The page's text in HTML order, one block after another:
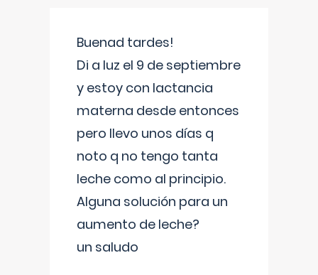
Buenad tardes!
Di a luz el 9 de septiembre
y estoy con lactancia
materna desde entonces
pero llevo unos días q
noto q no tengo tanta
leche como al principio.
Alguna solución para un
aumento de leche?
un saludo